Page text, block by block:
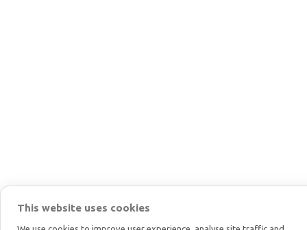
This website uses cookies